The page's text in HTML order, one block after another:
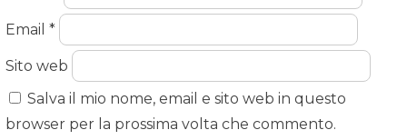
Email *
Sito web
Salva il mio nome, email e sito web in questo
browser per la prossima volta che commento.